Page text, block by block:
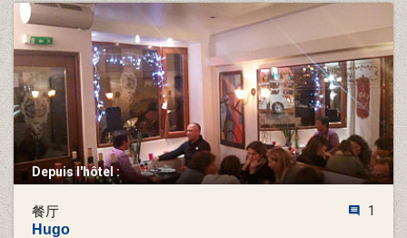
Depuis l'hôtel :
1
餐厅
Hugo